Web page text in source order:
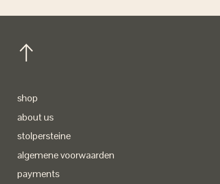
shop
about us
stolpersteine
algemene voorwaarden
payments